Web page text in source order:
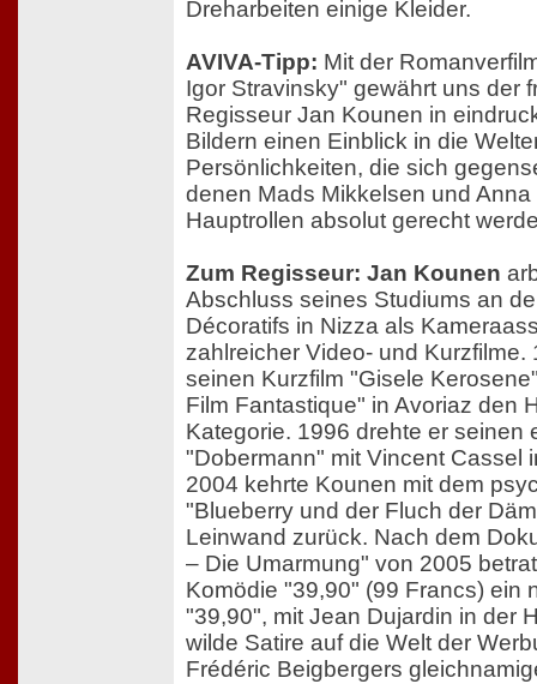
Dreharbeiten einige Kleider.
AVIVA-Tipp: Mit der
Igor Stravinsky" gewährt uns der
Regisseur Jan Kounen in
Bildern einen Einblick in die
Persönlichkeiten, die sich
denen Mads Mikkelsen und
Hauptrollen absolut gerecht
Zum Regisseur: Jan Kounen
Abschluss seines Studiums an
Décoratifs in Nizza als
zahlreicher Video- und Kurzfilme.
seinen Kurzfilm "Gisele
Film Fantastique" in Avoriaz den
Kategorie. 1996 drehte er seinen
"Dobermann" mit Vincent Cassel
2004 kehrte Kounen mit dem
"Blueberry und der Fluch der
Leinwand zurück. Nach dem
– Die Umarmung" von 2005
Komödie "39,90" (99 Francs) ein
"39,90", mit Jean Dujardin in der
wilde Satire auf die Welt der
Frédéric Beigbergers